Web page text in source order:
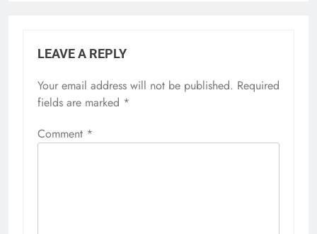
LEAVE A REPLY
Your email address will not be published. Required
fields are marked *
Comment *